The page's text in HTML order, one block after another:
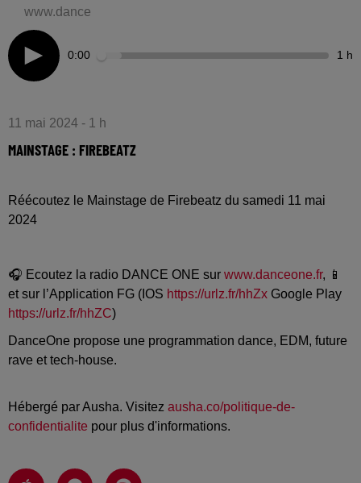
www.dance
0:00 1 h
11 mai 2024 - 1 h
MAINSTAGE : FIREBEATZ
Réécoutez le Mainstage de Firebeatz du samedi 11 mai
2024
🎧 Ecoutez la radio DANCE ONE sur www.danceone.fr, 📱
et sur l’Application FG (IOS https://urlz.fr/hhZx Google Play
https://urlz.fr/hhZC)
DanceOne propose une programmation dance, EDM, future
rave et tech-house.
Hébergé par Ausha. Visitez ausha.co/politique-de-
confidentialite pour plus d'informations.